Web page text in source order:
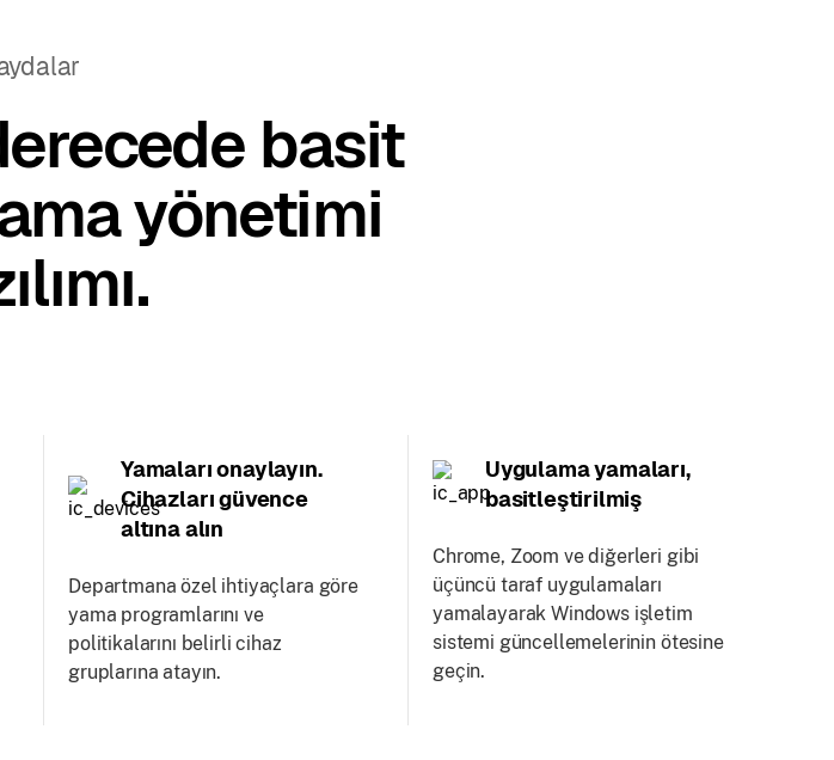
basit
yönetimi
Yamaları onaylayın.
Cihazları güvence
altına alın
Departmana özel ihtiyaçlara göre
yama programlarını ve
politikalarını belirli cihaz
gruplarına atayın.
Uygulama yamaları,
basitleştirilmiş
Chrome, Zoom ve diğerleri gibi
üçüncü taraf uygulamaları
yamalayarak Windows işletim
sistemi güncellemelerinin ötesine
geçin.